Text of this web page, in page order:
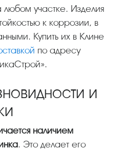
участке. Изделия
к коррозии, в
Купить их в Клине
по адресу
и
наличием
. Это делает его